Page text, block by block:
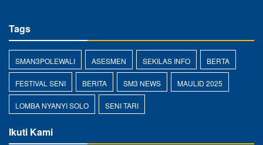
Tags
SMAN3POLEWALI ASESMEN SEKILAS INFO BERTA
FESTIVAL SENI BERITA SM3 NEWS MAULID 2025
LOMBA NYANYI SOLO SENI TARI
Ikuti Kami